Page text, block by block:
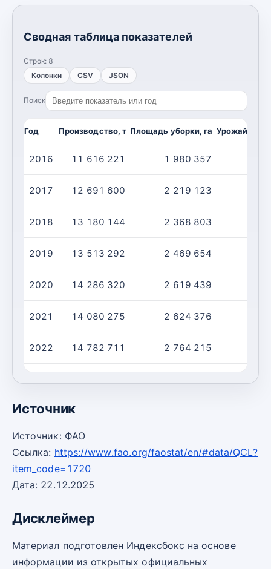
Сводная таблица показателей
Строк: 8
Колонки
CSV JSON
Поиск
Год Производство, т Площадь уборки, га
2016 11 616 221 1 980 357
2017 12 691 600 2 219 123
2018 13 180 144 2 368 803
2019 13 513 292 2 469 654
2020 14 286 320 2 619 439
2021 14 080 275 2 624 376
2022 14 782 711 2 764 215
Источник
Источник: ФАО
Ссылка: https://www.fao.org/faostat/en/#data/QCL?
item_code=1720
Дата: 22.12.2025
Дисклеймер
Материал подготовлен Индексбокс на основе
информации из открытых официальных